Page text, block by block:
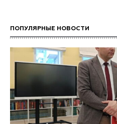
ПОПУЛЯРНЫЕ НОВОСТИ